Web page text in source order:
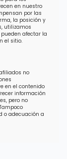
en nuestro
por las
la posición y
utilizamos
afectar la
el sitio.
no
en el contenido
información
pero no
o adecuación a